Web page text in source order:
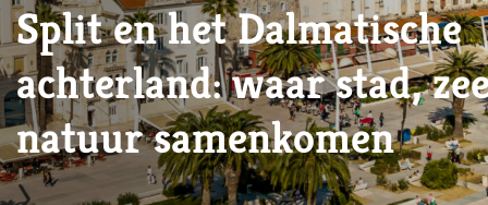
Split en het Dalmatische
achterland: waar stad,
natuur samenkomen